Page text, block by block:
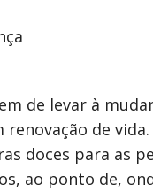
de levar à
renovação de
doces para as
ao ponto de,